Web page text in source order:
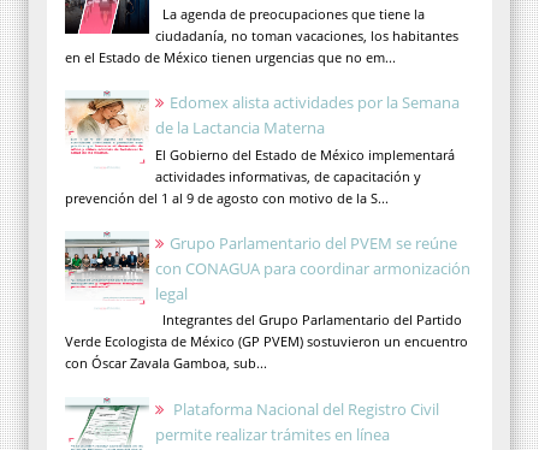
La agenda de preocupaciones que tiene la
ciudadanía, no toman vacaciones, los habitantes
en el Estado de México tienen urgencias que no em...
Edomex alista actividades por la Semana
de la Lactancia Materna
El Gobierno del Estado de México implementará
actividades informativas, de capacitación y
prevención del 1 al 9 de agosto con motivo de la S...
Grupo Parlamentario del PVEM se reúne
con CONAGUA para coordinar armonización
legal
Integrantes del Grupo Parlamentario del Partido
Verde Ecologista de México (GP PVEM) sostuvieron un encuentro
con Óscar Zavala Gamboa, sub...
Plataforma Nacional del Registro Civil
permite realizar trámites en línea